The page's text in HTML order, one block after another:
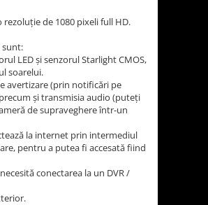
de 1080 pixeli full HD.
sunt:
LED și senzorul Starlight CMOS,
soarelui.
avertizare (prin notificări pe
și transmisia audio (puteți
de supraveghere într-un
la internet prin intermediul
pentru a putea fi accesată fiind
conectarea la un DVR /